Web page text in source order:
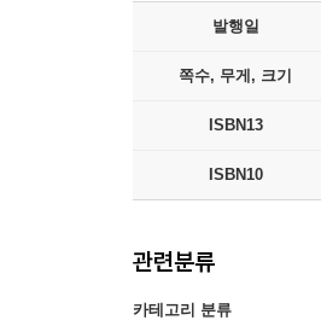
발행일
쪽수, 무게, 크기
ISBN13
ISBN10
관련분류
카테고리 분류